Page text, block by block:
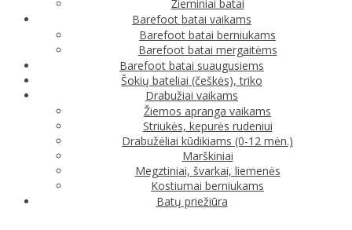
Žieminiai batai
Barefoot batai vaikams
Barefoot batai berniukams
Barefoot batai mergaitėms
Barefoot batai suaugusiems
Šokių bateliai (češkės), triko
Drabužiai vaikams
Žiemos apranga vaikams
Striukės, kepurės rudeniui
Drabužėliai kūdikiams (0-12 mėn.)
Marškiniai
Megztiniai, švarkai, liemenės
Kostiumai berniukams
Batų priežiūra